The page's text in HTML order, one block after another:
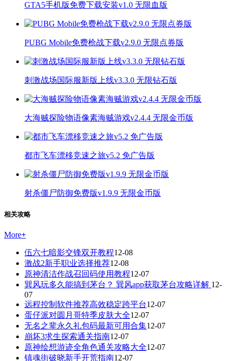
GTA5手机版免费下载安装v1.0 无限血版
PUBG Mobile免费枪战下载v2.9.0 无限点券版
刺激战场国际服新版上线v3.3.0 无限钻石版
大海贼探险物语像素海贼游戏v2.4.4 无限金币版
都市飞车漂移竞速之旅v5.2 免广告版
射杀僵尸防御免费版v1.9.9 无限金币版
相关攻略
More+
伍六七暗影交锋双开教程12-08
激战2新手职业选择推荐12-08
原神清洁作战召回码使用教程12-07
巽风玩多久能搞到茅台？ 巽风app获取茅台攻略详解 12-
07
远程控制软件推荐高效稳定跨平台12-07
蛋仔派对圆月哥特季皮肤大全12-07
无名之辈永久礼包码最新可用合集12-07
崩坏3求生探索通关指南12-07
原神绘想游迹全角色通关攻略大全12-07
镇魂街破晓新手开荒指南12-07